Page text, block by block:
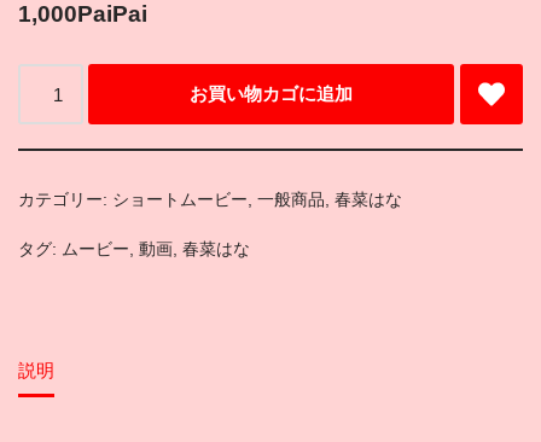
1,000PaiPai
お買い物カゴに追加
カテゴリー: ショートムービー, 一般商品, 春菜はな
タグ: ムービー, 動画, 春菜はな
説明